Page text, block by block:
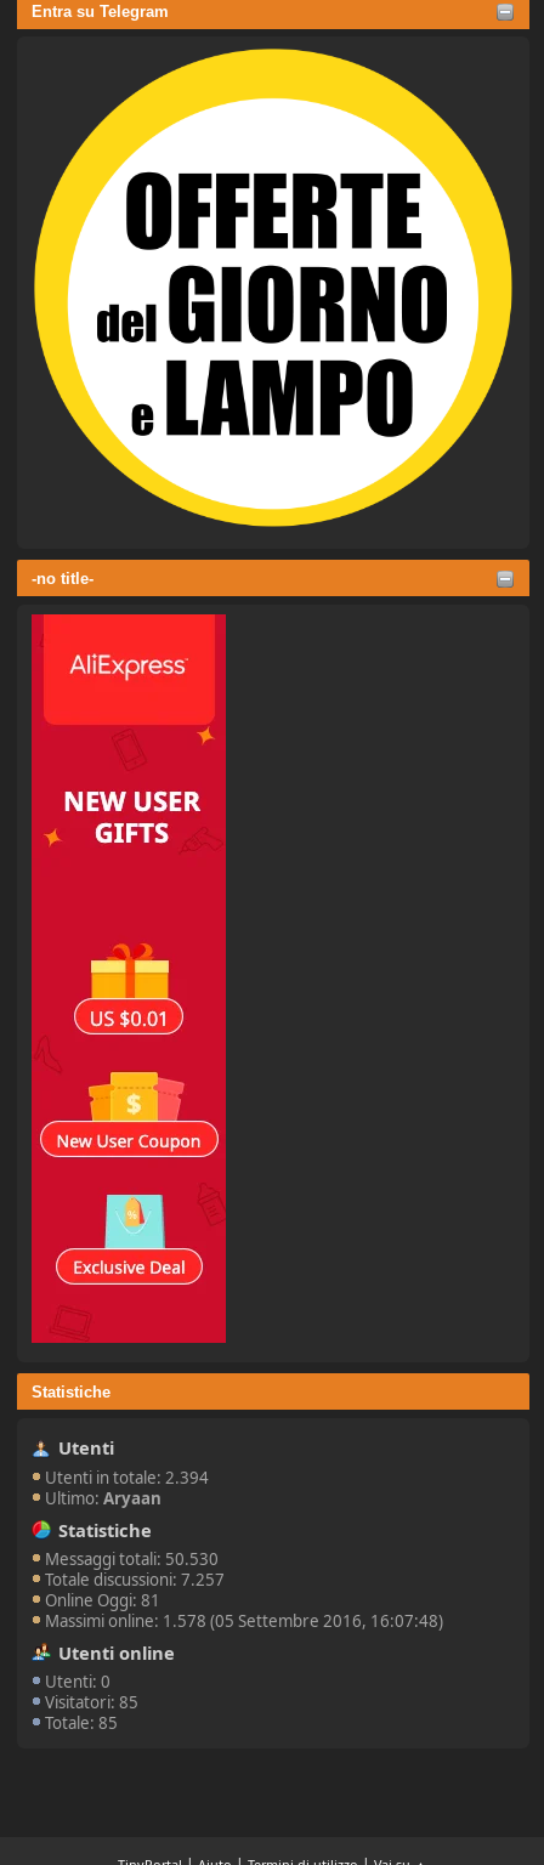
Entra su Telegram
-no title-
Statistiche
Utenti
Utenti in totale: 2.394
Ultimo:Aryaan
Statistiche
Messaggi totali: 50.530
Totale discussioni: 7.257
Online Oggi: 81
Massimi online: 1.578 (05 Settembre 2016, 16:07:48)
Utenti online
Utenti: 0
Visitatori: 85
Totale: 85